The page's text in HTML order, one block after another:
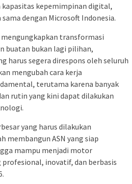
kepemimpinan digital,
dengan Microsoft Indonesia.
mengungkapkan transformasi
buatan bukan lagi pilihan,
harus segera direspons oleh seluruh
mengubah cara kerja
terutama karena banyak
rutin yang kini dapat dilakukan
yang harus dilakukan
membangun ASN yang siap
mampu menjadi motor
inovatif, dan berbasis